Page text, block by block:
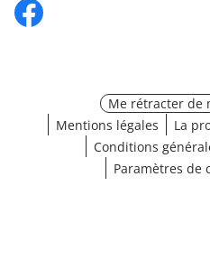
Me rétracter de
Mentions légales
La
Conditions
Paramètres de